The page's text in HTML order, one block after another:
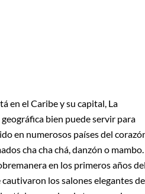
en el Caribe y su capital, La
bien puede servir para
en numerosos países del
cha cha chá, danzón o mambo.
en los primeros años
los salones elegantes de